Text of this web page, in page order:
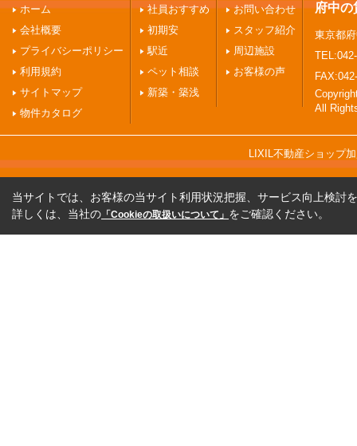
ホーム
会社概要
プライバシーポリシー
利用規約
サイトマップ
物件カタログ
社員おすすめ
初期安
駅近
ペット相談
新築・築浅
お問い合わせ
スタッフ紹介
周辺施設
お客様の声
府中の
東京都
All
LIXIL不動産ショップ
当サイトでは、お客様の当サイト利用状況把握、サービス向上検討
詳しくは、当社の 「Cookieの取扱いについて」 をご確認ください。